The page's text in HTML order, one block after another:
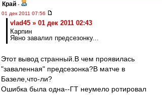
Край -
01 дек 2011 07:56
vlad45 » 01 дек 2011 02:43
Карпин
Явно завалил предсезонку...
Этот вывод странный.В чем проявилась
"заваленная" предсезонка?В матче в
Базеле,что-ли?
Ошибка была одна--ГТ неумело ротировал